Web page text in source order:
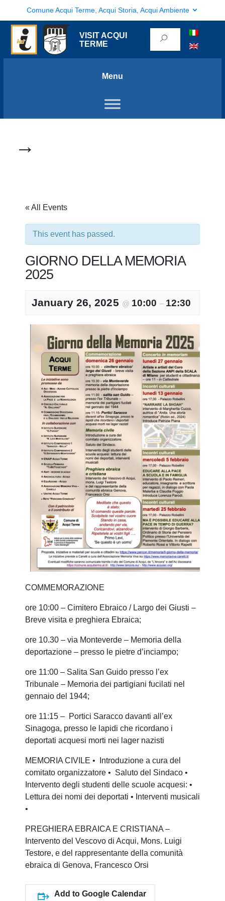
Comune Acqui Terme, Acqui Storia, Acqui Ambiente
VISIT ACQUI
TERME
Menu
→
« All Events
This event has passed.
GIORNO DELLA MEMORIA
2025
January 26, 2025 @ 10:00 – 12:30
COMMEMORAZIONE
ore 10:00 – Cimitero Ebraico / Largo dei Giusti –
Breve visita e preghiera Ebraica;
ore 10.30 – via Monteverde – Memoria della
deportazione – presso le pietre d’inciampo;
ore 11:00 – Salita San Guido presso l’ex
Tribunale – Memoria dei partigiani fucilati nel
gennaio del 1944;
ore 11:15 – Portici Saracco davanti all’ex
Sinagoga, presso le lapidi che ricordano i
deportati acquesi morti nei lager nazisti
MEMORIA CIVILE • Introduzione a cura del
comitato organizzatore • Saluto del Sindaco •
Intervento degli studenti delle scuole acquesi: •
Lettura dei nomi dei deportati • Interventi musicali
•
PREGHIERA EBRAICA E CRISTIANA –
Intervento del Vescovo di Acqui, Mons. Luigi
Testore, e del rappresentante della comunità
ebraica di Genova, Francesco Orsi
Add to Google Calendar